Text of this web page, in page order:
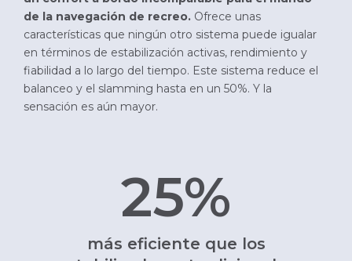
de la navegación de recreo. Ofrece unas
características que ningún otro sistema puede igualar
en términos de estabilización activas, rendimiento y
fiabilidad a lo largo del tiempo. Este sistema reduce el
balanceo y el slamming hasta en un 50%. Y la
sensación es aún mayor.
25%
más eficiente que los